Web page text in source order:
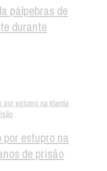
pálpebras de
durante
por estupro na
de prisão